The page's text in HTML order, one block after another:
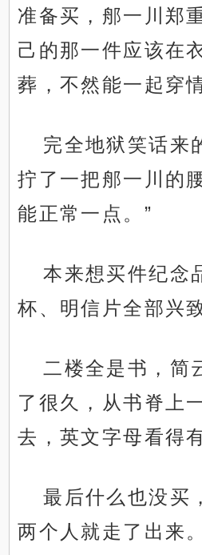
准备买，郍一川郑
己的那一件应该在
葬，不然能一起穿
完全地狱笑话来
拧了一把郍一川的
能正常一点。”
本来想买件纪念
杯、明信片全部兴
二楼全是书，简
了很久，从书脊上
去，英文字母看得
最后什么也没买
两个人就走了出来。